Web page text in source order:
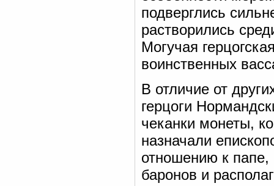
подверглись
растворились
Могучая
воинственных
В отличие от
герцоги
чеканки монеты,
назначали
отношению к
баронов и